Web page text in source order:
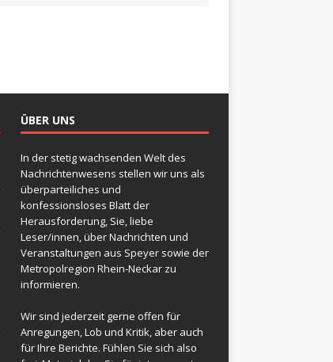
ÜBER UNS
In der stetig wachsenden Welt des
Nachrichtenwesens stellen wir uns als
überparteiliches und
konfessionsloses Blatt der
Herausforderung, Sie, liebe
Leser/innen, über Nachrichten und
Veranstaltungen aus Speyer sowie der
Metropolregion Rhein-Neckar zu
informieren.
Wir sind jederzeit gerne offen für
Anregungen, Lob und Kritik, aber auch
für Ihre Berichte. Fühlen Sie sich also